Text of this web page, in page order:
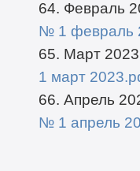
64. Февраль
№ 1 февраль
65. Март 2023
1 март
66. Апрель
№ 1 апрель